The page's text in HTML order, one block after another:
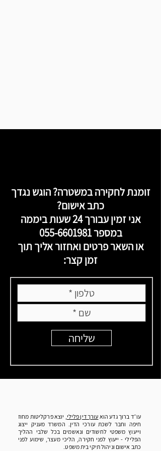
זומנת לחקירה במשטרה? הוגש נגדך
כתב אישום?
אני זמין עבורך 24 שעות ביממה
במספר055-6601981
או השאר פרטים ואחזור אליך תוך
זמן קצר:
שליחה
עו״ד ברוך גדע הוא עורך דין פלילי , יוצא פרקליטות מחוז
חיפה וחבר לשכת עורכי הדין. המשרד מעניק ייצוג
וייעוץ משפטי לחשודים ונאשמים בכל שלבי ההליך
הפלילי - ייעוץ לפני חקירה, הליכי מעצר, שימוע לפני
כתב אישום וניהול תיקי בית משפט.